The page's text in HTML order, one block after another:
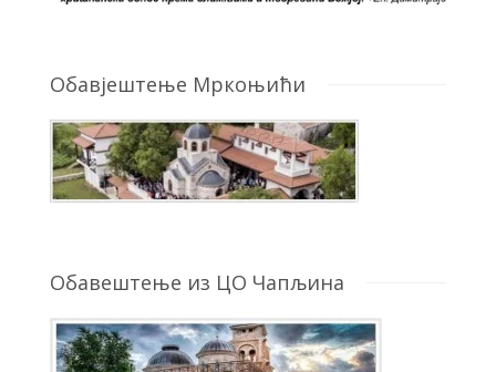
Обавјештење Мркоњићи
Обавештење из ЦО Чапљина